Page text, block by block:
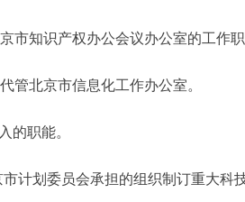
北京概况
ENGLISH
知识产权办公会议办公室的工作职
北京市信息化工作办公室。
职能。
划委员会承担的组织制订重大科